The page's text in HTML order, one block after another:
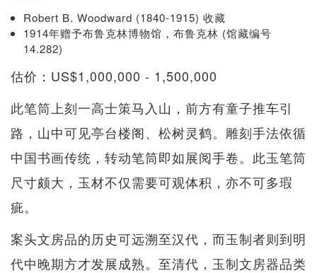
Robert B. Woodward (1840-1915) 收藏
1914年赠予布鲁克林博物馆，布鲁克林 (馆藏编号
14.282)
估价：US$1,000,000 - 1,500,000
此笔筒上刻一高士策马入山，前方有童子推车引
路，山中可见亭台楼阁、松树灵鹤。雕刻手法依循
中国书画传统，转动笔筒即如展阅手卷。此玉笔筒
尺寸颇大，玉材不仅需要可观体积，亦不可多瑕
疵。
案头文房品的历史可远溯至汉代，而玉制者则到明
代中晚期方才发展成熟。至清代，玉制文房器品类